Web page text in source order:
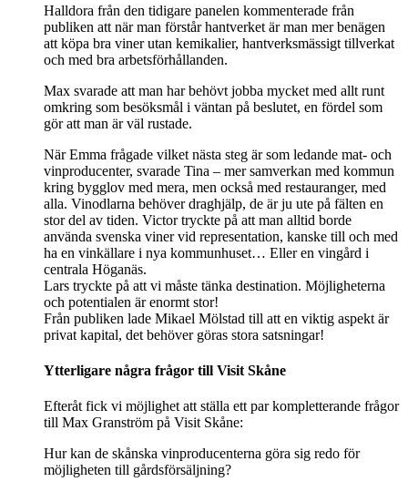
Halldora från den tidigare panelen kommenterade från
publiken att när man förstår hantverket är man mer benägen
att köpa bra viner utan kemikalier, hantverksmässigt tillverkat
och med bra arbetsförhållanden.
Max svarade att man har behövt jobba mycket med allt runt
omkring som besöksmål i väntan på beslutet, en fördel som
gör att man är väl rustade.
När Emma frågade vilket nästa steg är som ledande mat- och
vinproducenter, svarade Tina – mer samverkan med kommun
kring bygglov med mera, men också med restauranger, med
alla. Vinodlarna behöver draghjälp, de är ju ute på fälten en
stor del av tiden. Victor tryckte på att man alltid borde
använda svenska viner vid representation, kanske till och med
ha en vinkällare i nya kommunhuset… Eller en vingård i
centrala Höganäs.
Lars tryckte på att vi måste tänka destination. Möjligheterna
och potentialen är enormt stor!
Från publiken lade Mikael Mölstad till att en viktig aspekt är
privat kapital, det behöver göras stora satsningar!
Ytterligare några frågor till Visit Skåne
Efteråt fick vi möjlighet att ställa ett par kompletterande frågor
till Max Granström på Visit Skåne:
Hur kan de skånska vinproducenterna göra sig redo för
möjligheten till gårdsförsäljning?